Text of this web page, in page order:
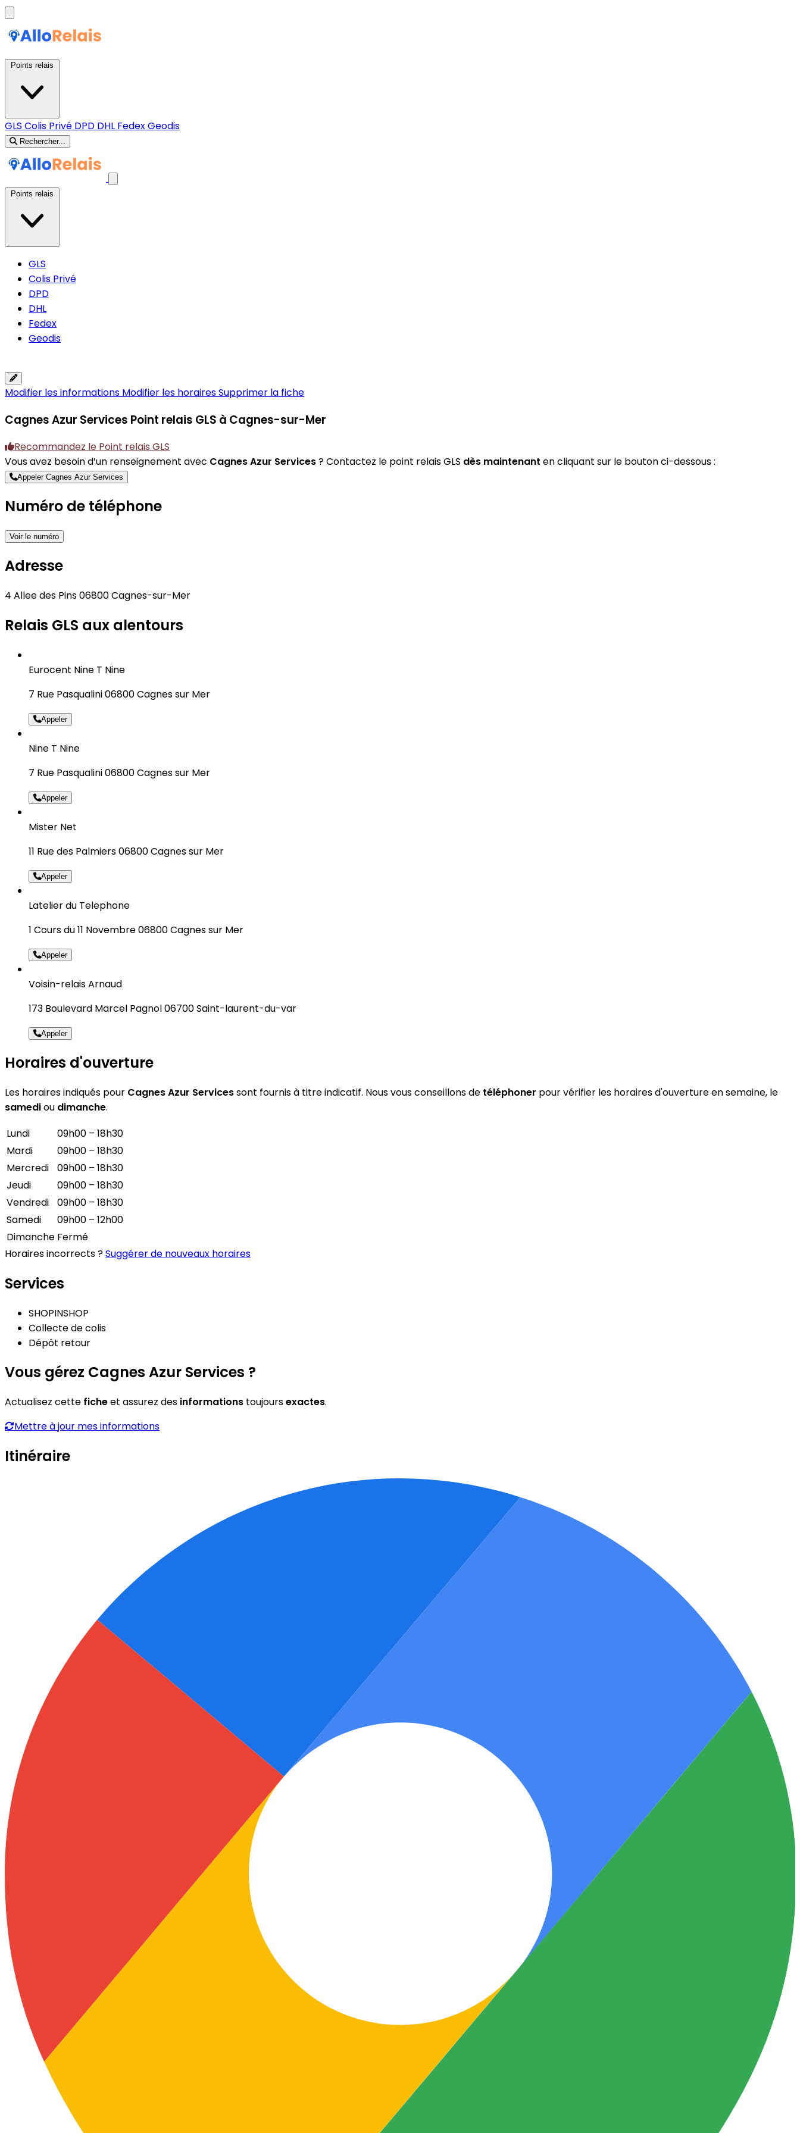
GLS Colis Privé DPD DHL FedexGeodis
Rechercher...
GLS
Colis Privé
DPD
DHL
Fedex
Geodis
Modifier les informations Modifier les horairesSupprimer la fiche
Cagnes Azur Services Point relais GLS à Cagnes-sur-Mer
Recommandez le Point relais GLS
Vous avez besoin d’un renseignement avec Cagnes Azur Services? Contactez le point relais GLS dès maintenant en cliquant sur le bouton ci-dessous :
Appeler Cagnes Azur Services
Numéro de téléphone
Voir le numéro
Adresse
4 Allee des Pins 06800 Cagnes-sur-Mer
Relais GLS aux alentours
Eurocent Nine T Nine
7 Rue Pasqualini 06800 Cagnes sur Mer
Appeler
Nine T Nine
7 Rue Pasqualini 06800 Cagnes sur Mer
Appeler
Mister Net
11 Rue des Palmiers 06800 Cagnes sur Mer
Appeler
Latelier du Telephone
1 Cours du 11 Novembre 06800 Cagnes sur Mer
Appeler
Voisin-relais Arnaud
173 Boulevard Marcel Pagnol 06700 Saint-laurent-du-var
Appeler
Horaires d'ouverture
Les horaires indiqués pour Cagnes Azur Servicessont fournis à titre indicatif. Nous vous conseillons de téléphoner pour vérifier les horaires d'ouverture en semaine, le
samediou dimanche.
Lundi
09h00 – 18h30
Mardi
09h00 – 18h30
Mercredi
09h00 – 18h30
Jeudi
09h00 – 18h30
Vendredi
09h00 – 18h30
Samedi
09h00 – 12h00
Dimanche Fermé
Horaires incorrects ?Suggérer de nouveaux horaires
Services
SHOPINSHOP
Collecte de colis
Dépôt retour
Vous gérez Cagnes Azur Services ?
Actualisez cette ficheet assurez des informations toujoursexactes.
Mettre à jour mes informations
Itinéraire